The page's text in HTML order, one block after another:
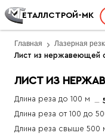
ЕТАЛЛСТРОЙ-МК
Главная Лазерная
Лист из нержавеющей
ЛИСТ ИЗ
Длина реза до 100 м
Длина реза от 100 до
Длина реза свыше 500